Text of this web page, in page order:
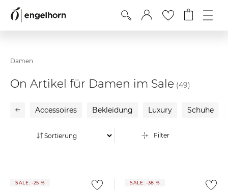
Damen
On Artikel für Damen im Sale (49)
Accessoires Bekleidung Luxury Schuhe
Filter
SALE: -25 % SALE: -38 %